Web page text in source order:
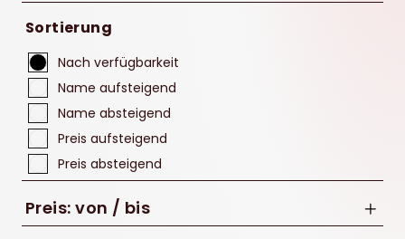
Sortierung
Nach verfügbarkeit
Name aufsteigend
Name absteigend
Preis aufsteigend
Preis absteigend
Preis: von / bis